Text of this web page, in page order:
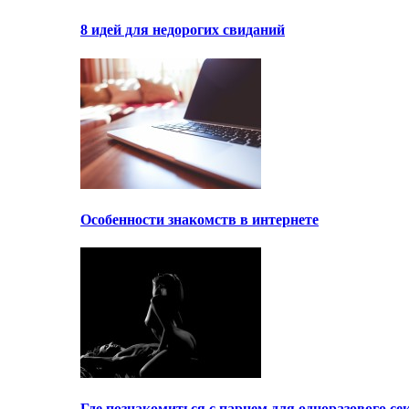
8 идей для недорогих свиданий
Особенности знакомств в интернете